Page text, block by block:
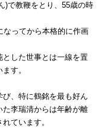
)で教鞭をとり、55歳の時
なってから本格的に作画
した世事とは一線を置
す。
、特に鶴銘を最も好ん
李瑞清からは年齢が離
ています。